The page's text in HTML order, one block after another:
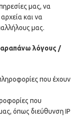
μας, να
και να
μας.
λόγους /
που έχουν
που
όπως διεύθυνση IP